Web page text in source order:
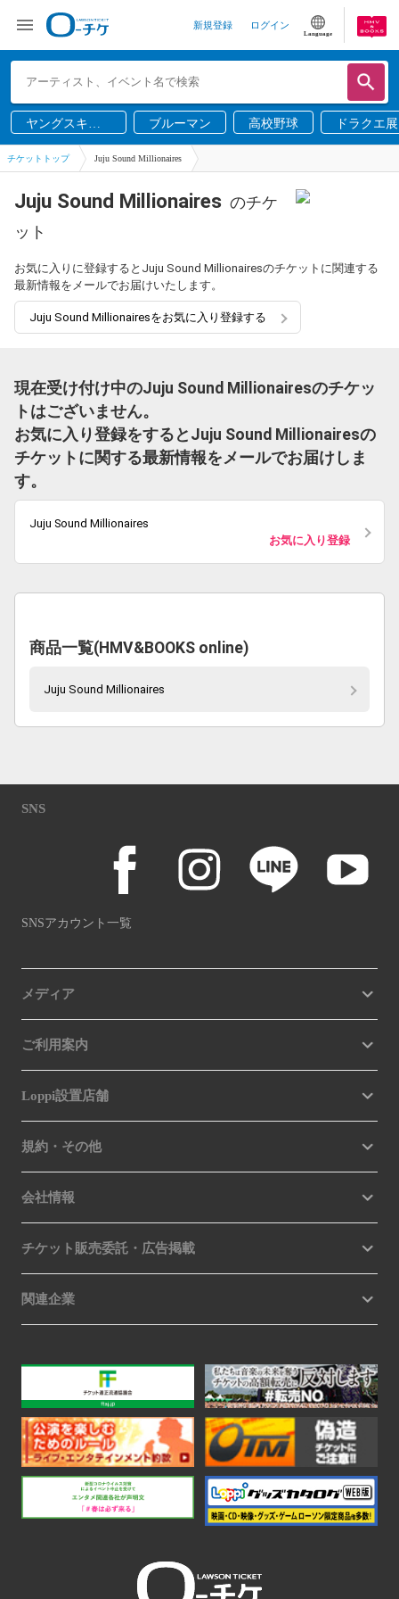
新規登録 ログイン
Language
ヤングスキニ
ー
ブルーマン 高校野球 ドラクエ展
チケットトップ Juju Sound Millionaires
Juju Sound Millionaires のチケ
ット
お気に入りに登録するとJuju Sound Millionairesのチケットに関連する
最新情報をメールでお届けいたします。
Juju Sound Millionairesをお気に入り登録する
現在受け付け中のJuju Sound Millionairesのチケッ
トはございません。
お気に入り登録をするとJuju Sound Millionairesの
チケットに関する最新情報をメールでお届けしま
す。
Juju Sound Millionaires
お気に入り登録
商品一覧(HMV&BOOKS online)
Juju Sound Millionaires
SNS
SNSアカウント一覧
メディア
ご利用案内
Loppi設置店舗
規約・その他
会社情報
チケット販売委託・広告掲載
関連企業